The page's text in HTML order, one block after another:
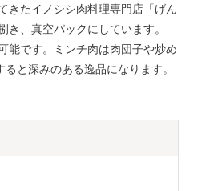
きたイノシシ肉料理専門店「げん
き、真空パックにしています。
能です。ミンチ肉は肉団子や炒め
と深みのある逸品になります。